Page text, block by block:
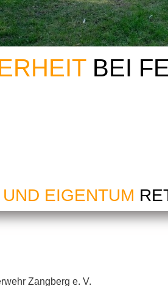
BEI
EIGENTUM
Zangberg e. V.